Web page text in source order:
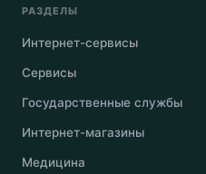
РАЗДЕЛЫ
Интернет-сервисы
Сервисы
Государственные службы
Интернет-магазины
Медицина